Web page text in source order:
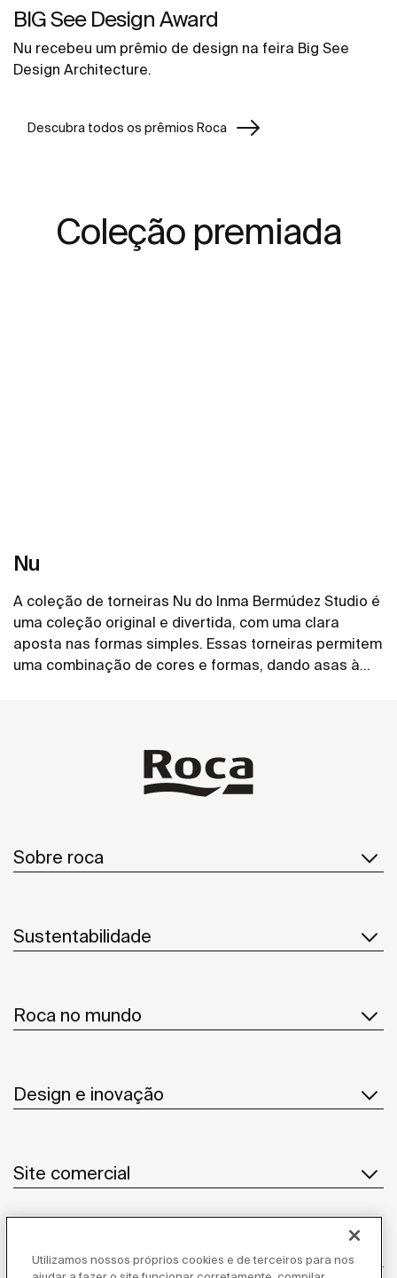
BIG See Design Award
Nu recebeu um prêmio de design na feira Big See
Design Architecture.
Descubra todos os prêmios Roca
Coleção premiada
Nu
A coleção de torneiras Nu do Inma Bermúdez Studio é
uma coleção original e divertida, com uma clara
aposta nas formas simples. Essas torneiras permitem
uma combinação de cores e formas, dando asas à
Sobre roca
Sustentabilidade
Roca no mundo
Design e inovação
Site comercial
Notícias
Utilizamos nossos próprios cookies e de terceiros para nos